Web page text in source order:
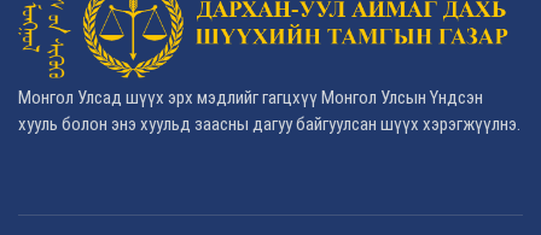
Монгол Улсад шүүх эрх мэдлийг гагцхүү Монгол Улсын Үндсэн
хууль болон энэ хуульд заасны дагуу байгуулсан шүүх хэрэгжүүлнэ.